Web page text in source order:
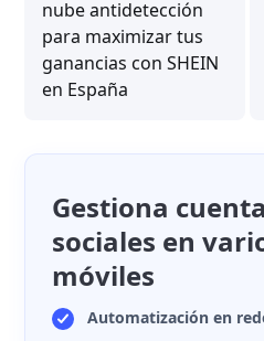
nube antidetección
para maximizar tus
ganancias con SHEIN
en España
Gestiona
sociales en
móviles
Automatización en